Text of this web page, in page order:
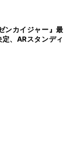
ンカイジャー』最
、ARスタンディ